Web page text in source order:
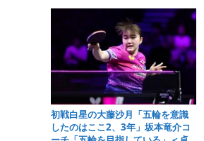
初戦白星の大藤沙月「五輪を意識
したのはここ2、3年」坂本竜介コ